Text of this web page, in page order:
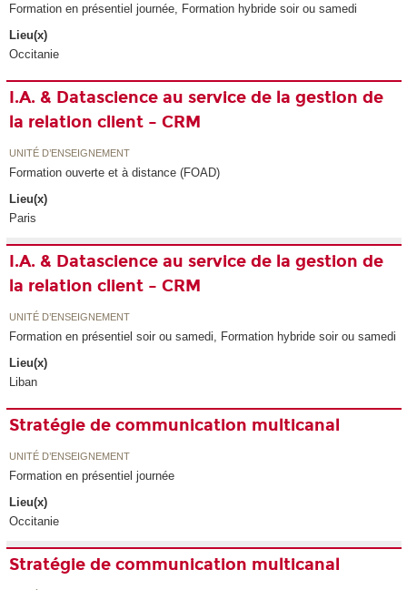
Formation en présentiel journée, Formation hybride soir ou samedi
Lieu(x)
Occitanie
I.A. & Datascience au service de la gestion de
la relation client – CRM
UNITÉ D’ENSEIGNEMENT
Formation ouverte et à distance (FOAD)
Lieu(x)
Paris
I.A. & Datascience au service de la gestion de
la relation client – CRM
UNITÉ D’ENSEIGNEMENT
Formation en présentiel soir ou samedi, Formation hybride soir ou samedi
Lieu(x)
Liban
Stratégie de communication multicanal
UNITÉ D’ENSEIGNEMENT
Formation en présentiel journée
Lieu(x)
Occitanie
Stratégie de communication multicanal